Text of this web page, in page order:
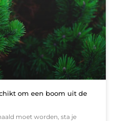
om een boom uit de
moet worden, sta je